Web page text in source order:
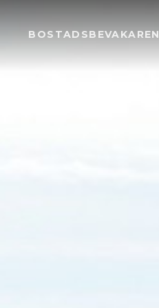
BOSTADSBEVAKAREN